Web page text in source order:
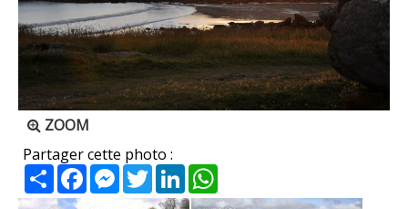
ZOOM
Partager cette photo :
PartagerFacebookMessenger
TwitterLinkedIn